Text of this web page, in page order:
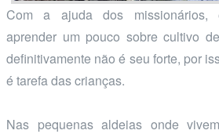
Com a ajuda dos missionários,
aprender um pouco sobre cultivo
definitivamente não é seu forte, por
é tarefa das crianças.
Nas pequenas aldeias onde